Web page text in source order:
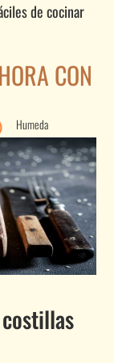
de cocinar
CON
Humeda